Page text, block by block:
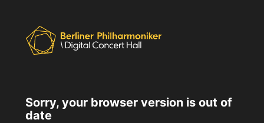
Sorry, your browser version is out of
date